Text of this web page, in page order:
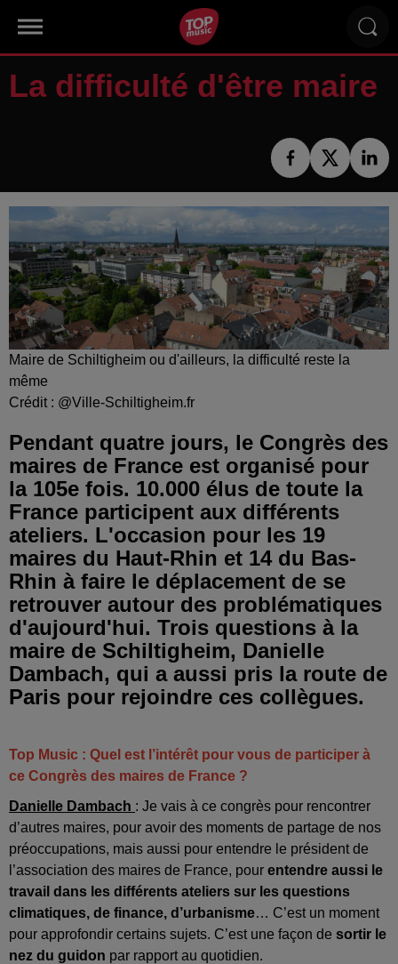
La difficulté d'être maire
Maire de Schiltigheim ou d'ailleurs, la difficulté reste la
même
Crédit : @Ville-Schiltigheim.fr
Pendant quatre jours, le Congrès des
maires de France est organisé pour
la 105e fois. 10.000 élus de toute la
France participent aux différents
ateliers. L'occasion pour les 19
maires du Haut-Rhin et 14 du Bas-
Rhin à faire le déplacement de se
retrouver autour des problématiques
d'aujourd'hui. Trois questions à la
maire de Schiltigheim, Danielle
Dambach, qui a aussi pris la route de
Paris pour rejoindre ces collègues.
Top Music : Quel est l’intérêt pour vous de participer à
ce Congrès des maires de France ?
Danielle Dambach : Je vais à ce congrès pour rencontrer
d’autres maires, pour avoir des moments de partage de nos
préoccupations, mais aussi pour entendre le président de
l’association des maires de France, pour entendre aussi le
travail dans les différents ateliers sur les questions
climatiques, de finance, d’urbanisme… C’est un moment
pour approfondir certains sujets. C’est une façon de sortir le
nez du guidon par rapport au quotidien.